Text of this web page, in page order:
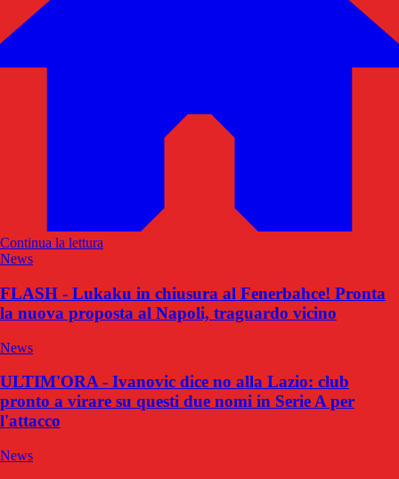
Continua la lettura
News
FLASH - Lukaku in chiusura al Fenerbahce! Pronta
la nuova proposta al Napoli, traguardo vicino
News
ULTIM'ORA - Ivanovic dice no alla Lazio: club
pronto a virare su questi due nomi in Serie A per
l'attacco
News